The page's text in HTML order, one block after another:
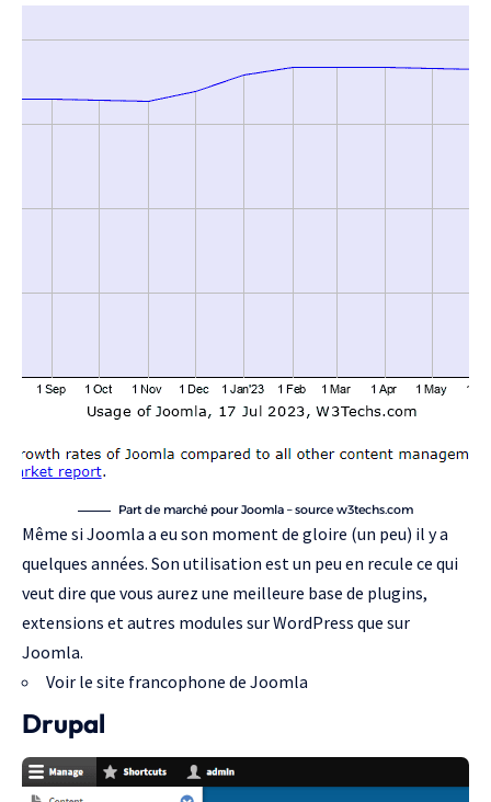
Part de marché pour Joomla –source w3techs.com
Même si Joomla a eu son moment de gloire (un peu) il y a
quelques années. Son utilisation est un peu en recule ce qui
veut dire que vous aurez une meilleure base de plugins,
extensions et autres modules sur WordPress que sur
Joomla.
Voir le site francophone de Joomla
Drupal